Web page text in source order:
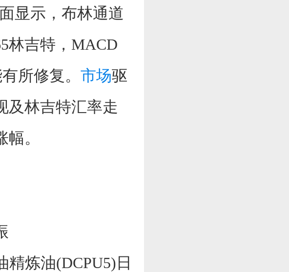
显示，布林通道
林吉特，MACD
所修复。 市场驱
及林吉特汇率走
。
炼油(DCPU5)日